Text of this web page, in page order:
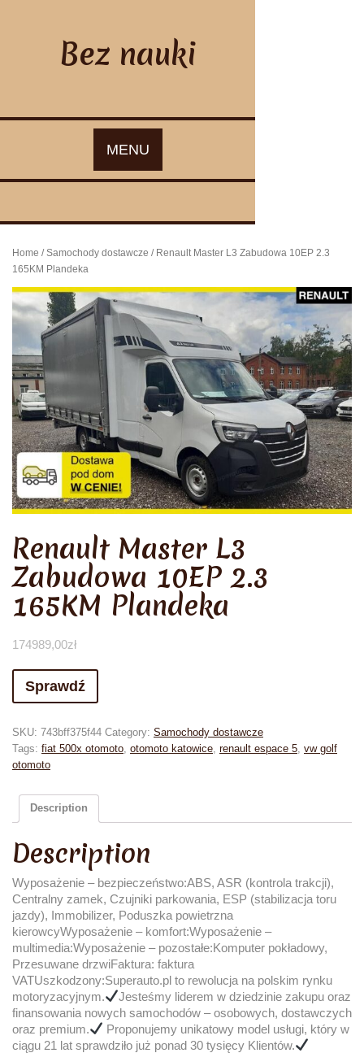
Bez nauki
MENU
Home /Samochody dostawcze / Renault Master L3 Zabudowa 10EP 2.3
165KM Plandeka
Renault Master L3
Zabudowa 10EP 2.3
165KM Plandeka
174989,00zł
Sprawdź
SKU: 743bff375f44 Category: Samochody dostawcze
Tags: fiat 500x otomoto otomoto katowice renault espace 5 vw golf
otomoto
Description
Description
Wyposażenie – bezpieczeństwo:ABS, ASR (kontrola trakcji),
Centralny zamek, Czujniki parkowania, ESP (stabilizacja toru
jazdy), Immobilizer, Poduszka powietrzna
kierowcyWyposażenie – komfort:Wyposażenie –
multimedia:Wyposażenie – pozostałe:Komputer pokładowy,
Przesuwane drzwiFaktura: faktura
VATUszkodzony:Superauto.pl to rewolucja na polskim rynku
motoryzacyjnym.
Jesteśmy liderem w dziedzinie zakupu oraz
finansowania nowych samochodów – osobowych, dostawczych
oraz premium.
Proponujemy unikatowy model usługi, który w
ciągu 21 lat sprawdziło już ponad 30 tysięcy Klientów.